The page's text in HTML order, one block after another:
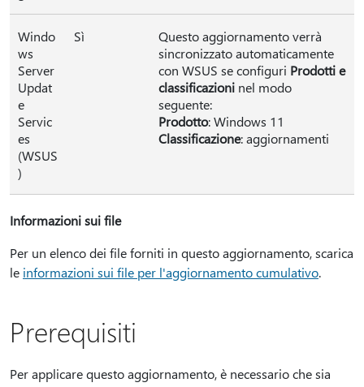
Windo
ws
Server
Updat
e
Servic
es
(WSUS
)
Sì
Questo aggiornamento verrà
sincronizzato automaticamente
con WSUS se configuri Prodotti e
classificazioni nel modo
seguente:
Prodotto: Windows 11
Classificazione: aggiornamenti
Informazioni sui file
Per un elenco dei file forniti in questo aggiornamento, scarica
le informazioni sui file per l'aggiornamento cumulativo.
Prerequisiti
Per applicare questo aggiornamento, è necessario che sia